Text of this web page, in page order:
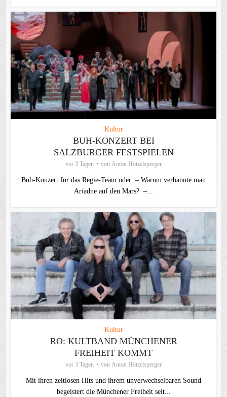
Kultur
BUH-KONZERT BEI
SALZBURGER FESTSPIELEN
vor 3 Tagen von Anton Hötzelsperger
Buh-Konzert für das Regie-Team oder – Warum verbannte man
Ariadne auf den Mars? –...
Kultur
RO: KULTBAND MÜNCHENER
FREIHEIT KOMMT
vor 3 Tagen von Anton Hötzelsperger
Mit ihren zeitlosen Hits und ihrem unverwechselbaren Sound
begeistert die Münchener Freiheit seit...